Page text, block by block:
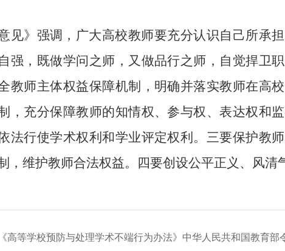
意见》强调，广大高校教师要充分认识自己所承
强，既做学问之师，又做品行之师，自觉捍卫
教师主体权益保障机制，明确并落实教师在高
，充分保障教师的知情权、参与权、表达权和
法行使学术权利和学业评定权利。三要保护教
，维护教师合法权益。四要创设公平正义、风清
《高等学校预防与处理学术不端行为办法》中华人民共和国教育部